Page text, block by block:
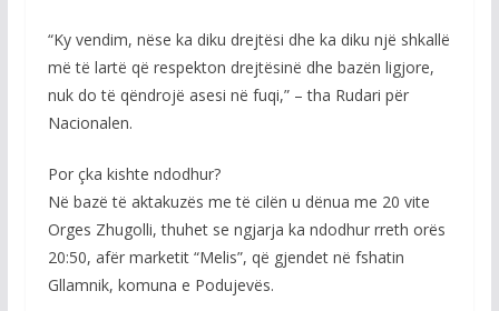
“Ky vendim, nëse ka diku drejtësi dhe ka diku një shkallë
më të lartë që respekton drejtësinë dhe bazën ligjore,
nuk do të qëndrojë asesi në fuqi,” – tha Rudari për
Nacionalen.
Por çka kishte ndodhur?
Në bazë të aktakuzës me të cilën u dënua me 20 vite
Orges Zhugolli, thuhet se ngjarja ka ndodhur rreth orës
20:50, afër marketit “Melis”, që gjendet në fshatin
Gllamnik, komuna e Podujevës.